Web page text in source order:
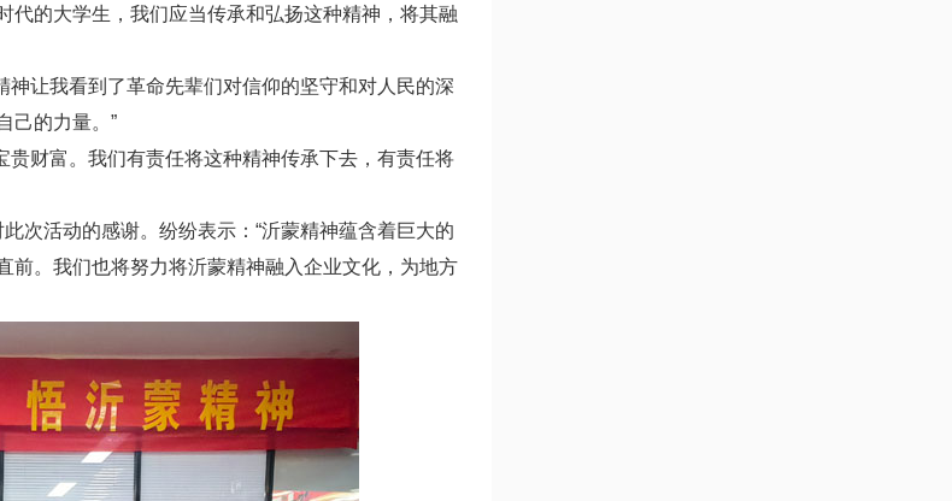
的大学生，我们应当传承和弘扬这种精神，将其融
让我看到了革命先辈们对信仰的坚守和对人民的深
己的力量。”
财富。我们有责任将这种精神传承下去，有责任将
活动的感谢。纷纷表示：“沂蒙精神蕴含着巨大的
前。我们也将努力将沂蒙精神融入企业文化，为地方